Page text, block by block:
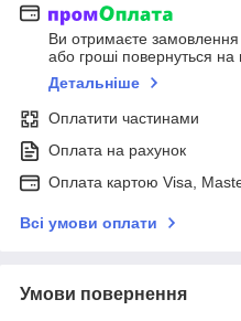
Ви отримаєте замовлення
або гроші повернуться на
Детальніше
Оплатити частинами
Оплата на рахунок
Оплата картою Visa,
Всі умови оплати
Умови повернення